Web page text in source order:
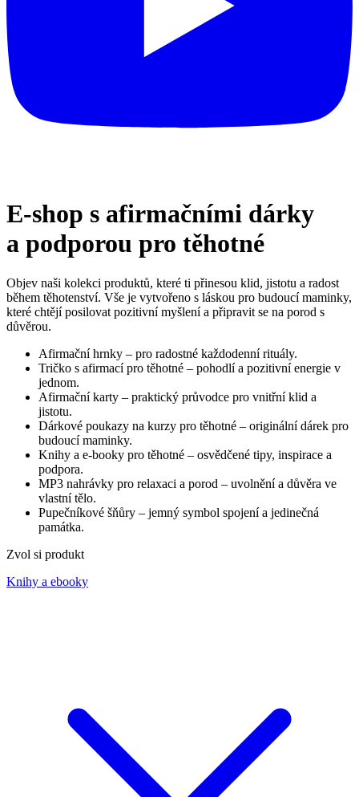
E-shop s afirmačními dárky
a podporou pro těhotné
Objev naši kolekci produktů, které ti přinesou klid, jistotu a radost
během těhotenství. Vše je vytvořeno s láskou pro budoucí maminky,
které chtějí posilovat pozitivní myšlení a připravit se na porod s
důvěrou.
Afirmační hrnky – pro radostné každodenní rituály.
Tričko s afirmací pro těhotné – pohodlí a pozitivní energie v
jednom.
Afirmační karty – praktický průvodce pro vnitřní klid a
jistotu.
Dárkové poukazy na kurzy pro těhotné – originální dárek pro
budoucí maminky.
Knihy a e-booky pro těhotné – osvědčené tipy, inspirace a
podpora.
MP3 nahrávky pro relaxaci a porod – uvolnění a důvěra ve
vlastní tělo.
Pupečníkové šňůry – jemný symbol spojení a jedinečná
památka.
Zvol si produkt
Knihy a ebooky